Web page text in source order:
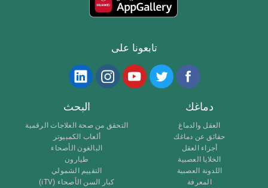
تابعونا على
دماغك
العقل والدماغ
حقائق عن دماغك
أجزاء العقل
الخلايا العصبية
اللدونة العصبية
المعرفة
البحث
التحقق من صحة العلاجات الرقمية
ألعاب الكمبيوتر
البالغون الأصحاء
طيارون
التقييم الشمولي
كبار السن الأصحاء (iTV)